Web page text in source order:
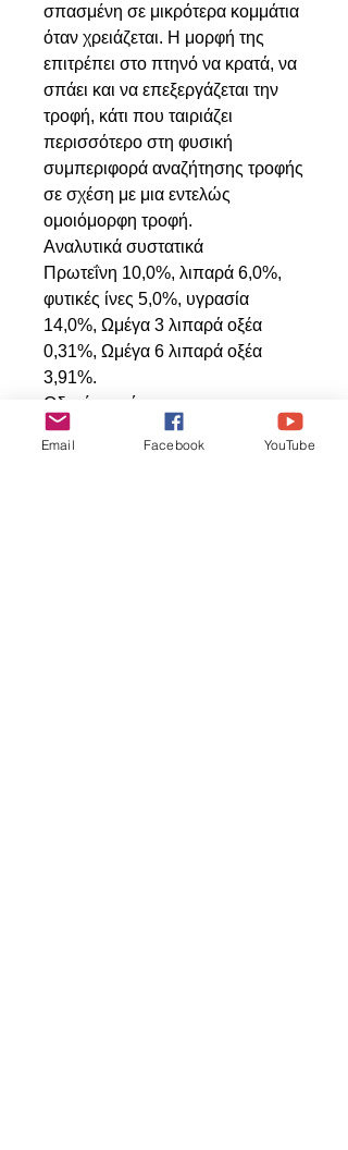
σπασμένη σε μικρότερα κομμάτια
όταν χρειάζεται. Η μορφή της
επιτρέπει στο πτηνό να κρατά, να
σπάει και να επεξεργάζεται την
τροφή, κάτι που ταιριάζει
περισσότερο στη φυσική
συμπεριφορά αναζήτησης τροφής
σε σχέση με μια εντελώς
ομοιόμορφη τροφή.
Αναλυτικά συστατικά
Πρωτεΐνη 10,0%, λιπαρά 6,0%,
φυτικές ίνες 5,0%, υγρασία
14,0%, Ωμέγα 3 λιπαρά οξέα
0,31%, Ωμέγα 6 λιπαρά οξέα
3,91%.
Οδηγίες χρήσης
Προσφέρετε τη Garden Veggie
Nutri-Berries ολόκληρη σε
Email Facebook YouTube